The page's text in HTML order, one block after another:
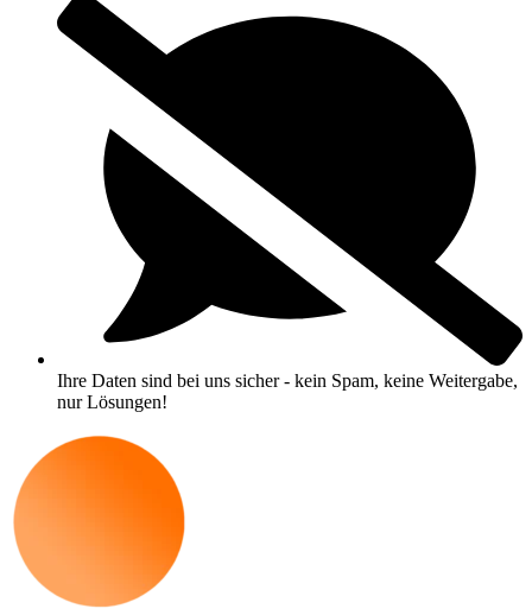
Ihre Daten sind bei uns sicher - kein Spam, keine Weitergabe,
nur Lösungen!